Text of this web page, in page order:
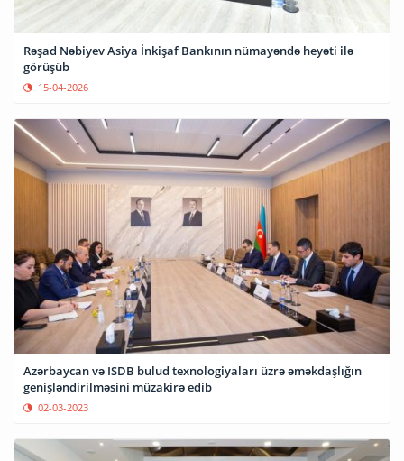
Rəşad Nəbiyev Asiya İnkişaf Bankının nümayəndə heyəti ilə
görüşüb
15-04-2026
Azərbaycan və ISDB bulud texnologiyaları üzrə əməkdaşlığın
genişləndirilməsini müzakirə edib
02-03-2023